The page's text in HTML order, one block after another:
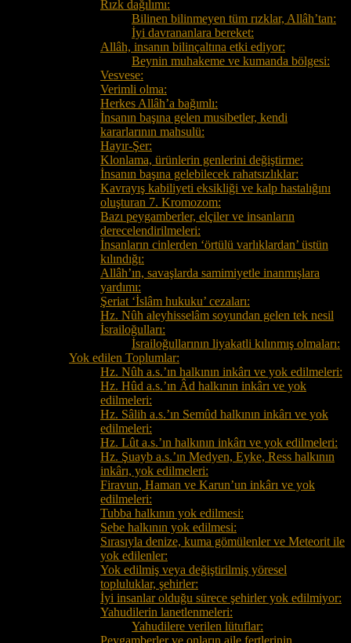
Rızk dağılımı:
Bilinen bilinmeyen tüm rızklar, Allâh’tan:
İyi davrananlara bereket:
Allâh, insanın bilinçaltına etki ediyor:
Beynin muhakeme ve kumanda bölgesi:
Vesvese:
Verimli olma:
Herkes Allâh’a bağımlı:
İnsanın başına gelen musibetler, kendi
kararlarının mahsulü:
Hayır-Şer:
Klonlama, ürünlerin genlerini değiştirme:
İnsanın başına gelebilecek rahatsızlıklar:
Kavrayış kabiliyeti eksikliği ve kalp hastalığını
oluşturan 7. Kromozom:
Bazı peygamberler, elçiler ve insanların
derecelendirilmeleri:
İnsanların cinlerden ‘örtülü varlıklardan’ üstün
kılındığı:
Allâh’ın, savaşlarda samimiyetle inanmışlara
yardımı:
Şeriat ‘İslâm hukuku’ cezaları:
Hz. Nûh aleyhisselâm soyundan gelen tek nesil
İsrailoğulları:
İsrailoğullarının liyakatli kılınmış olmaları:
Yok edilen Toplumlar:
Hz. Nûh a.s.’ın halkının inkârı ve yok edilmeleri:
Hz. Hûd a.s.’ın Âd halkının inkârı ve yok
edilmeleri:
Hz. Sâlih a.s.’ın Semûd halkının inkârı ve yok
edilmeleri:
Hz. Lût a.s.’ın halkının inkârı ve yok edilmeleri:
Hz. Şuayb a.s.’ın Medyen, Eyke, Ress halkının
inkârı, yok edilmeleri:
Firavun, Haman ve Karun’un inkârı ve yok
edilmeleri:
Tubba halkının yok edilmesi:
Sebe halkının yok edilmesi:
Sırasıyla denize, kuma gömülenler ve Meteorit ile
yok edilenler:
Yok edilmiş veya değiştirilmiş yöresel
topluluklar, şehirler:
İyi insanlar olduğu sürece şehirler yok edilmiyor:
Yahudilerin lanetlenmeleri:
Yahudilere verilen lütuflar:
Peygamberler ve onların aile fertlerinin